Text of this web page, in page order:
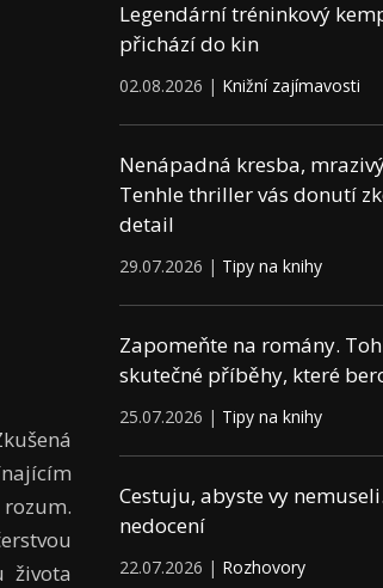
života
Legendární tréninkový
přichází do kin
02.08.2026 | Knižní zajímavosti
Nenápadná kresba,
Tenhle thriller vás donutí
detail
29.07.2026 | Tipy na knihy
Zapomeňte na romány.
skutečné příběhy, které
25.07.2026 | Tipy na knihy
Cestuju, abyste vy
nedocení
22.07.2026 | Rozhovory